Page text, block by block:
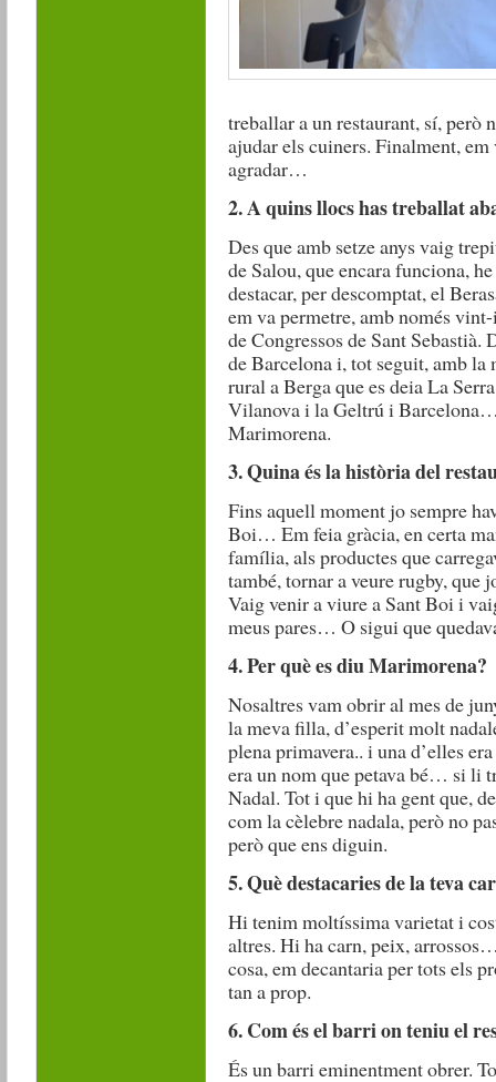
treballar a un restaurant, sí, però
ajudar els cuiners. Finalment,
agradar…
2.A quins llocs has treballat
Des que amb setze anys vaig
de Salou, que encara funciona,
destacar, per descomptat, el
em va permetre, amb només
de Congressos de Sant
de Barcelona i, tot seguit, amb
rural a Berga que es deia La
Vilanova i la Geltrú i
Marimorena.
3. Quina és la història del
Fins aquell moment jo sempre
Boi… Em feia gràcia, en certa
família, als productes que
també, tornar a veure rugby, que
Vaig venir a viure a Sant Boi i
meus pares… O sigui que
4. Per què es diu Marimorena?
Nosaltres vam obrir al mes de
la meva filla, d’esperit molt
plena primavera.. i una d’elles
era un nom que petava bé… si li
Nadal. Tot i que hi ha gent que,
com la cèlebre nadala, però no
però que ens diguin.
5.Què destacaries de la teva
Hi tenim moltíssima varietat i
altres. Hi ha carn, peix,
cosa, em decantaria per tots els
tan a prop.
6. Com és el barri on teniu el
És un barri eminentment obrer.